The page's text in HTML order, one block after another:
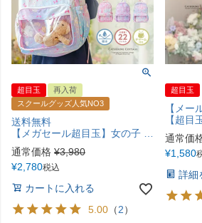
超目玉
再入荷
スクールグッズ人気NO3
送料無料
【メガセール超目玉】女の子 撥水加工 猫柄リュックサック リュック 軽量 大容量 小花柄 猫柄 レインボー柄 通園 通学 ベージュ ピンク ブルー キャサリンコテージ TAK
通常価格 ¥3,980
¥2,780税込
カートに入れる
5.00 （2）
超目玉
【メー
【超目玉メガセール】上履き入れ キャ
通常価
¥1,580
詳細